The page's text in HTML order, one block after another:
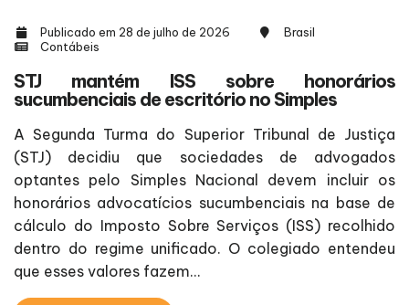
Publicado em 28 de julho de 2026
Brasil
Contábeis
STJ mantém ISS sobre honorários
sucumbenciais de escritório no Simples
A Segunda Turma do Superior Tribunal de Justiça
(STJ) decidiu que sociedades de advogados
optantes pelo Simples Nacional devem incluir os
honorários advocatícios sucumbenciais na base de
cálculo do Imposto Sobre Serviços (ISS) recolhido
dentro do regime unificado. O colegiado entendeu
que esses valores fazem...